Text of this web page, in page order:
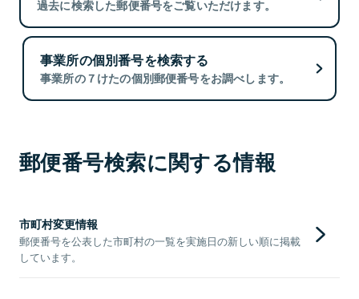
過去に検索した郵便番号をご覧いただけます。
事業所の個別番号を検索する
事業所の７けたの個別郵便番号をお調べします。
郵便番号検索に関する情報
市町村変更情報
郵便番号を公表した市町村の一覧を実施日の新しい順に掲載
しています。